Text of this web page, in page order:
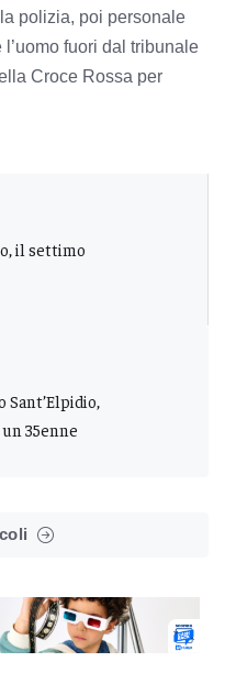
polizia, poi personale
fuori dal tribunale
Croce Rossa per
il settimo
Sant’Elpidio,
35enne